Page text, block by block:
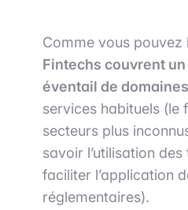
Comme vous pouvez
Fintechs couvrent
éventail de
services habituels (le
secteurs plus
savoir l’utilisation
faciliter l’application
réglementaires).